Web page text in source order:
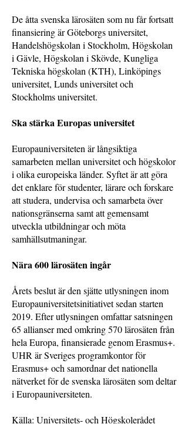
De åtta svenska lärosäten som nu får fortsatt
finansiering är Göteborgs universitet,
Handelshögskolan i Stockholm, Högskolan
i Gävle, Högskolan i Skövde, Kungliga
Tekniska högskolan (KTH), Linköpings
universitet, Lunds universitet och
Stockholms universitet.
Ska stärka Europas universitet
Europauniversiteten är långsiktiga
samarbeten mellan universitet och högskolor
i olika europeiska länder. Syftet är att göra
det enklare för studenter, lärare och forskare
att studera, undervisa och samarbeta över
nationsgränserna samt att gemensamt
utveckla utbildningar och möta
samhällsutmaningar.
Nära 600 lärosäten ingår
Årets beslut är den sjätte utlysningen inom
Europauniversitetsinitiativet sedan starten
2019. Efter utlysningen omfattar satsningen
65 allianser med omkring 570 lärosäten från
hela Europa, finansierade genom Erasmus+.
UHR är Sveriges programkontor för
Erasmus+ och samordnar det nationella
nätverket för de svenska lärosäten som deltar
i Europauniversiteten.
Källa: Universitets- och Högskolerådet